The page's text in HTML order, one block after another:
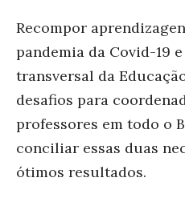
Recompor
pandemia da Covid-19
transversal da
desafios para
professores em todo o
conciliar essas duas
ótimos resultados.